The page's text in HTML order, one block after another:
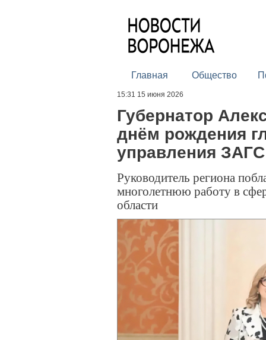
Главная Общество
15:31 15 июня 2026
Губернатор
днём рождения
управления ЗАГС
Руководитель региона
многолетнюю работу в
области